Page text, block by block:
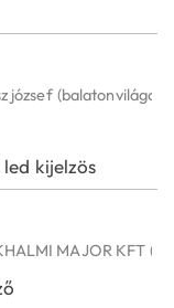
józsef (balatonvilágos)
kijelzös
MAJOR KFT